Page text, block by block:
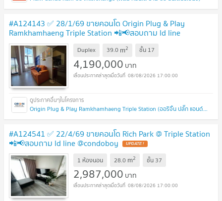
#A124143 ✅ 28/1/69 ขายคอนโด Origin Plug & Play
Ramkhamhaeng Triple Station 📲📢สอบถาม ld line
@condoboy UPDATE !
Duplex 39.0 m2 ชั้น 17
4,190,000 บาท
08/08/2026 17:00:00
Origin Plug & Play Ramkhamhaeng Triple Station (ออริจิ้น ปลั๊ก แอนด์ เพลย์ รามคำแหง ทริปเปิ้ล สเตชั่น)
#A124541 ✅ 22/4/69 ขายคอนโด Rich Park @ Triple Station
📲📢สอบถาม ld line @condoboy UPDATE !
1 ห้องนอน 28.0 m2 ชั้น 37
2,987,000 บาท
08/08/2026 17:00:00